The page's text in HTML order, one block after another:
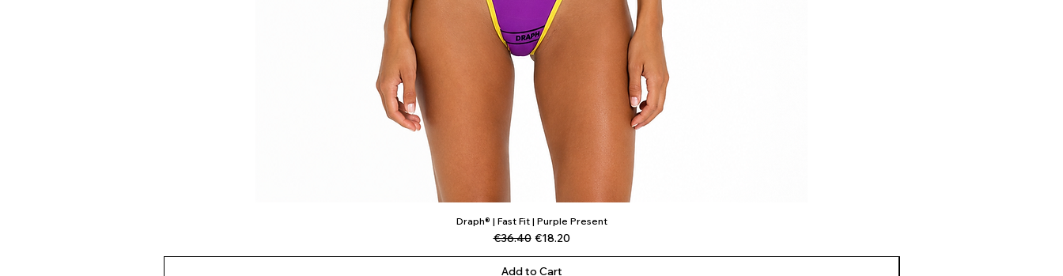
Quick View
Draph® | Fast Fit | Purple Present
Regular Price
€36.40 Sale Price
€18.20
Add to Cart